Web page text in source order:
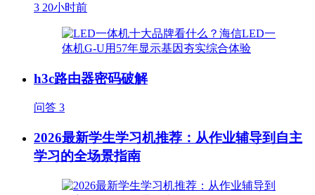
3 20小时前
h3c路由器密码破解
问答 3
2026最新学生学习机推荐：从作业辅导到自主
学习的全场景指南